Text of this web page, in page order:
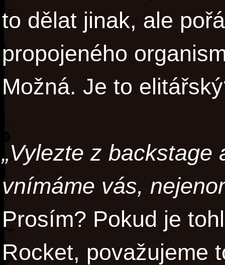
to dělat jinak, ale
propojeného
Možná. Je to
„Vylezte z backstage
vnímáme vás,
Prosím? Pokud je
Rocket, považujeme